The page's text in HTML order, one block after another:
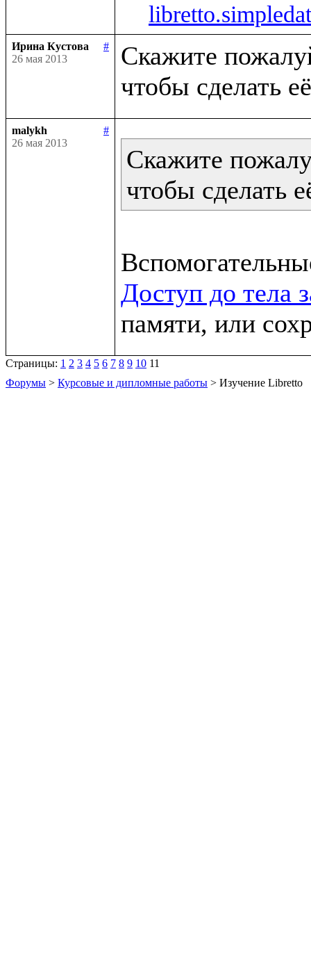
Ирина Кустова
#
26 мая 2013
Скажите
malykh
#
26 мая 2013
Скажите
чтобы сделать
Доступ до тела
памяти, или
Страницы: 1 2 3 4 5 6 7 8 9 10 11
Форумы > Курсовые и дипломные работы > Изучение Libretto